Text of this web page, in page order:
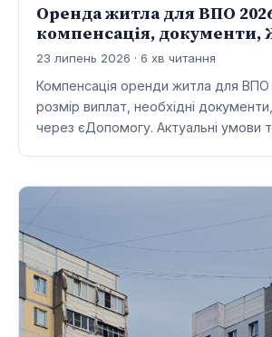
Оренда житла для ВПО
компенсація, документи,
23 липень 2026 · 6 хв читання
Компенсація оренди житла для ВПО
розмір виплат, необхідні
через єДопомогу. Актуальні умови